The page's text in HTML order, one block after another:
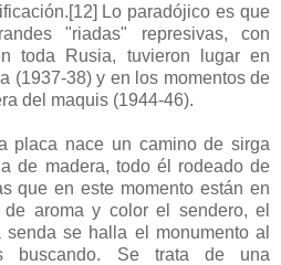
[12] Lo paradójico es que
"riadas" represivas, con
toda Rusia, tuvieron lugar en
(1937-38) y en los momentos de
del maquis (1944-46).
placa nace un camino de sirga
de madera, todo él rodeado de
que en este momento están en
aroma y color el sendero, el
se halla el monumento al
buscando. Se trata de una